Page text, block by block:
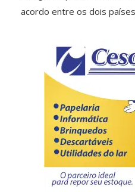
acordo entre os dois